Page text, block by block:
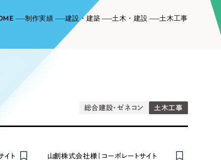
Pace クラウド型工数管理ツール
制作実績 建設・建築 土木・建設 土木工事
サイト（オンラインショップ）
総合建設・ゼネコン 土木工事
イト 山創株式会社様｜コーポレートサイト